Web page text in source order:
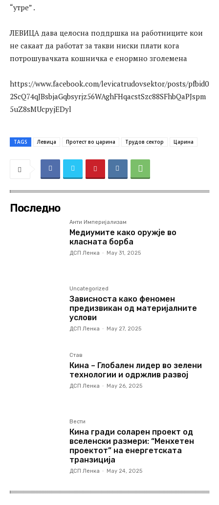
“утре” .
ЛЕВИЦА дава целосна поддршка на работниците кои
не сакаат да работат за такви ниски плати кога
потрошувачката кошничка е енормно зголемена
https://www.facebook.com/levicatrudovsektor/posts/pfbid0
2ScQ74qJBsbjaGqbsyrjz56WAghFHqacstSzc88SFhbQaPJspm
5uZ8sMUcpyjEDyl
TAGS Левица Протест во царина Трудов сектор Царина
Последно
Анти Империјализам
Медиумите како оружје во
класната борба
ДСП Ленка - May 31, 2025
Uncategorized
Зависноста како феномен
предизвикан од материјалните
услови
ДСП Ленка - May 27, 2025
Став
Кина – Глобален лидер во зелени
технологии и одржлив развој
ДСП Ленка - May 26, 2025
Вести
Кина гради соларен проект од
вселенски размери: “Менхетен
проектот” на енергетската
транзиција
ДСП Ленка - May 24, 2025